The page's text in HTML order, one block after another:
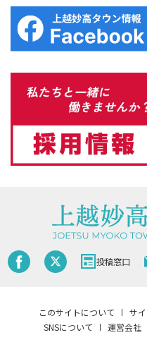
投稿窓口
このサイトについて サ
SNSについて
運営会社